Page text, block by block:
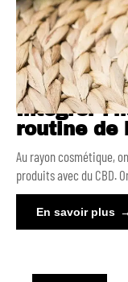
Intégrer
routine de
Au rayon cosmétique,
produits avec du CBD.
En savoir plus